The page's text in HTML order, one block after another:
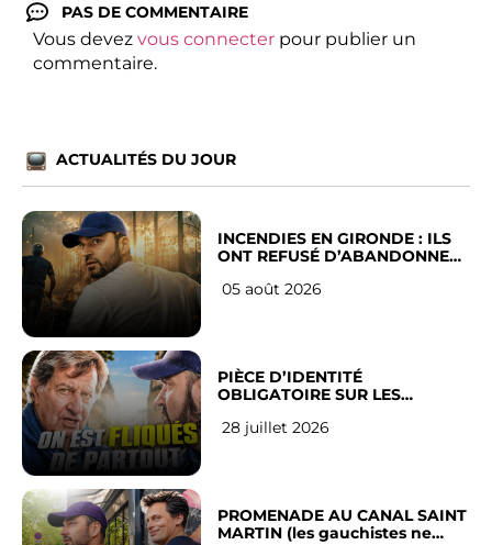
PAS DE COMMENTAIRE
Vous devez vous connecter pour publier un
commentaire.
ACTUALITÉS DU JOUR
INCENDIES EN GIRONDE : ILS
ONT REFUSÉ D’ABANDONNER
05 août 2026
PIÈCE D’IDENTITÉ
OBLIGATOIRE SUR LES
Français
28 juillet 2026
PROMENADE AU CANAL SAINT
MARTIN (les gauchistes ne